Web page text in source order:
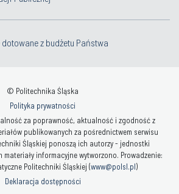
z budżetu Państwa
© Politechnika Śląska
Polityka prywatności
za poprawność, aktualność i zgodność z
publikowanych za pośrednictwem serwisu
Śląskiej ponoszą ich autorzy - jednostki
informacyjne wytworzono. Prowadzenie:
Politechniki Śląskiej (www@polsl.pl)
Deklaracja dostępności